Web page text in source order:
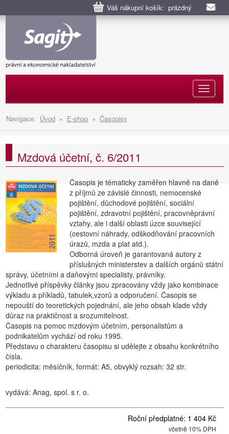
Váš nákupní košík: prázdný
Navigace: Úvod » E-shop » Časopisy
Mzdová účetní, č. 6/2011
Časopis je tématicky zaměřen hlavně na daně
z příjmů ze závislé činnosti, nemocenské
pojištění, důchodové pojištění, sociální
pojištění, zdravotní pojištění, pracovněprávní
vztahy, ale i další oblasti úzce související
(cestovní náhrady, odškodňování pracovních
úrazů, mzda a plat atd.).
Odborná úroveň je garantovaná autory z
příslušných ministerstev a dalších orgánů státní
správy, účetními a daňovými specialisty, právníky.
Jednotlivé příspěvky články jsou zpracovány vždy jako kombinace
výkladu a příkladů, tabulek,vzorů a odporučení. Časopis se
nepouští do teoretických pojednání, ale jeho obsah klade vždy
důraz na praktičnost a srozumitelnost.
Časopis na pomoc mzdovým účetním, personalistům a
podnikatelům vychází od roku 1995.
Představu o charakteru časopisu si udělejte z obsahu konkrétního
čísla.
periodicita: měsíčník, formát: A5, obvyklý rozsah: 32 str.
vydává: Anag, spol. s r. o.
Roční předplatné: 1 404 Kč
včetně 10% DPH